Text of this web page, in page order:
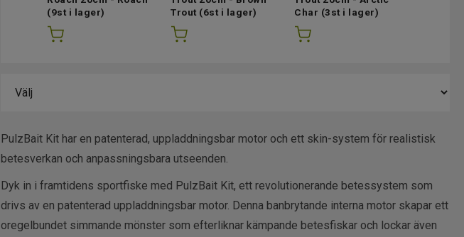
(9st i lager)
Trout (6st i lager)
Char (3st i lager)
PulzBait Kit har en patenterad, uppladdningsbar motor och ett skin-system för realistisk
betesverkan och anpassningsbara utseenden.
Dyk in i framtidens sportfiske med PulzBait Kit, ett revolutionerande betessystem som
drivs av en patenterad uppladdningsbar motor. Denna banbrytande interna motor skapar ett
oregelbundet simmande mönster som efterliknar kämpande betesfiskar och lockar även